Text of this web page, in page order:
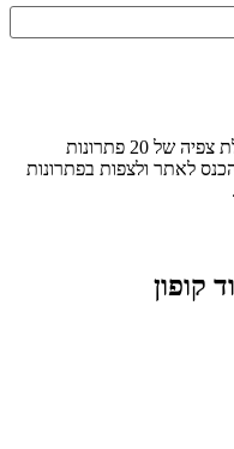
המנוי אינו מתחדש אוטומטית. ישנה הגבלת צפיה של 20 פתרונות
לאתר ולצפות בפתרונות
קופון